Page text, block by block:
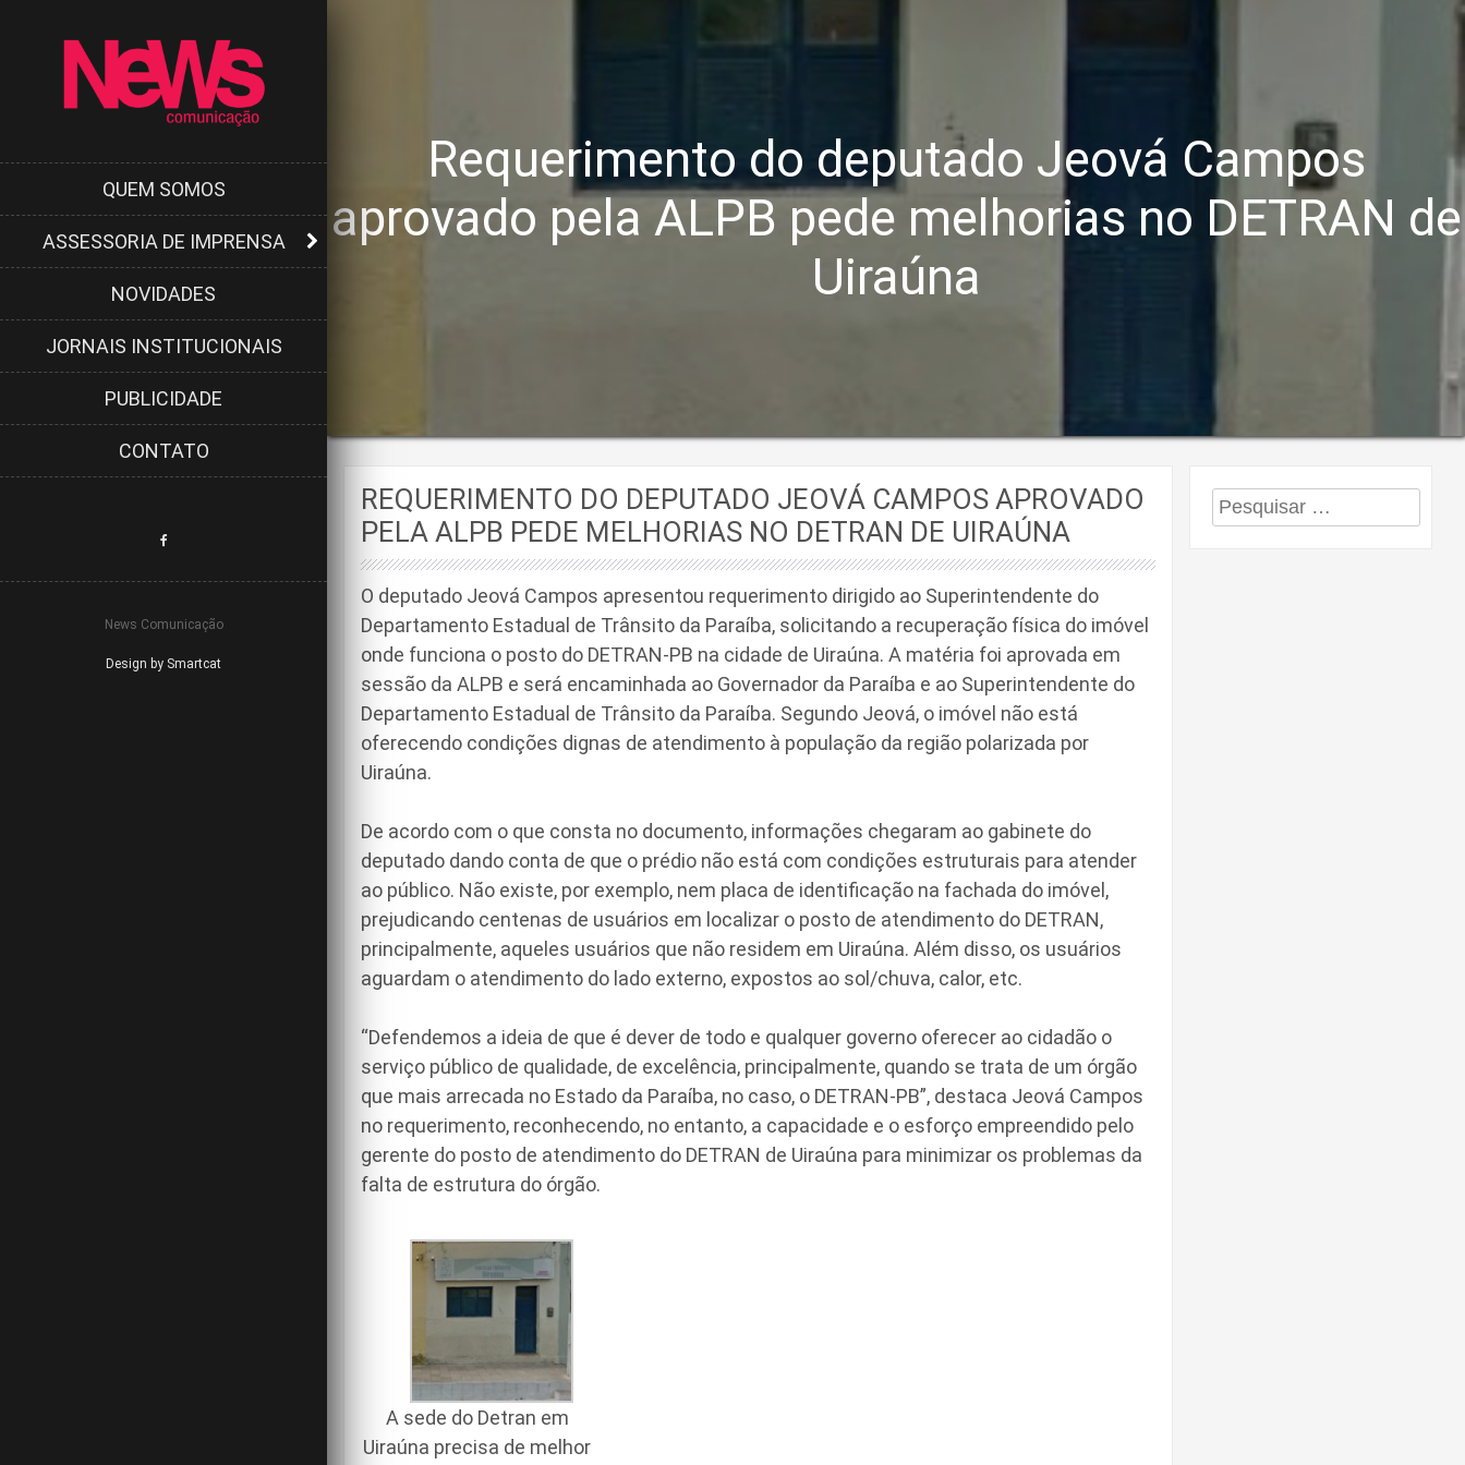
QUEM SOMOS
ASSESSORIA DE IMPRENSA
NOVIDADES
JORNAIS INSTITUCIONAIS
PUBLICIDADE
CONTATO
News Comunicação
Design by Smartcat
Requerimento do deputado Jeová Campos
aprovado pela ALPB pede melhorias no DETRAN de
Uiraúna
REQUERIMENTO DO DEPUTADO JEOVÁ CAMPOS APROVADO
PELA ALPB PEDE MELHORIAS NO DETRAN DE UIRAÚNA
O deputado Jeová Campos apresentou requerimento dirigido ao Superintendente do
Departamento Estadual de Trânsito da Paraíba, solicitando a recuperação física do imóvel
onde funciona o posto do DETRAN-PB na cidade de Uiraúna. A matéria foi aprovada em
sessão da ALPB e será encaminhada ao Governador da Paraíba e ao Superintendente do
Departamento Estadual de Trânsito da Paraíba. Segundo Jeová, o imóvel não está
oferecendo condições dignas de atendimento à população da região polarizada por
Uiraúna.
De acordo com o que consta no documento, informações chegaram ao gabinete do
deputado dando conta de que o prédio não está com condições estruturais para atender
ao público. Não existe, por exemplo, nem placa de identificação na fachada do imóvel,
prejudicando centenas de usuários em localizar o posto de atendimento do DETRAN,
principalmente, aqueles usuários que não residem em Uiraúna. Além disso, os usuários
aguardam o atendimento do lado externo, expostos ao sol/chuva, calor, etc.
“Defendemos a ideia de que é dever de todo e qualquer governo oferecer ao cidadão o
serviço público de qualidade, de excelência, principalmente, quando se trata de um órgão
que mais arrecada no Estado da Paraíba, no caso, o DETRAN-PB”, destaca Jeová Campos
no requerimento, reconhecendo, no entanto, a capacidade e o esforço empreendido pelo
gerente do posto de atendimento do DETRAN de Uiraúna para minimizar os problemas da
falta de estrutura do órgão.
A sede do Detran em
Uiraúna precisa de melhor
Pesquisar
por: